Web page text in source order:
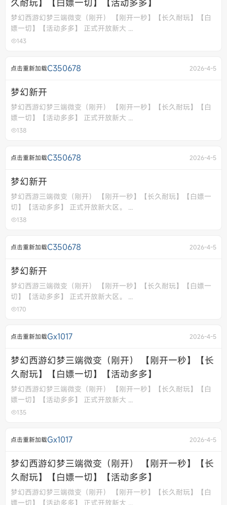
久耐玩】【白嫖一切】【活动多多】
梦幻西游幻梦三端微变（刚开） 【刚开一秒】【长久耐玩】【白
嫖一切】【活动多多】 正式开放新大 ...
143
点击重新加载C350678 2026-4-5
梦幻新开
梦幻西游幻梦三端微变（刚开） 【刚开一秒】【长久耐玩】【白
嫖一切】【活动多多】 正式开放新大 ...
138
点击重新加载C350678 2026-4-5
梦幻新开
梦幻西游三端微变（刚开） 【刚开一秒】【长久耐玩】【白嫖一
切】【活动多多】 正式开放新大区。 ...
138
点击重新加载C350678 2026-4-5
梦幻新开
梦幻西游三端微变（刚开） 【刚开一秒】【长久耐玩】【白嫖一
切】【活动多多】 正式开放新大区。 ...
170
点击重新加载Gx1017 2026-4-5
梦幻西游幻梦三端微变（刚开） 【刚开一秒】【长
久耐玩】【白嫖一切】【活动多多】
梦幻西游幻梦三端微变（刚开） 【刚开一秒】【长久耐玩】【白
嫖一切】【活动多多】 正式开放新大 ...
135
点击重新加载Gx1017 2026-4-5
梦幻西游幻梦三端微变（刚开） 【刚开一秒】【长
久耐玩】【白嫖一切】【活动多多】
梦幻西游幻梦三端微变（刚开） 【刚开一秒】【长久耐玩】【白
嫖一切】【活动多多】 正式开放新大 ...